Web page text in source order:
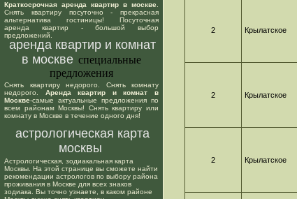
Краткосрочная аренда квартир в москве
Снять квартиру посуточно - прекрасная
альтернатива гостиницы! Посуточная
аренда квартир - большой выбор
предложений.
аренда квартир и комнат
в москве специальные
предложения
Снять квартиру недорого. Снять комнату
недорого. Аренда квартир и комнат в
Москве-самые актуальные предложения по
всем районам Москвы! Снять квартиру или
комнату в Москве в течение одного дня!
астрологическая карта
москвы
Астрологическая, зодиакальная карта
Москвы. На этой странице вы сможете найти
рекомендации астрологов по выбору района
проживания в Москве для всех знаков
зодиака. Вы точно узнаете, в каком районе
2 Крылатское
2 Крылатское
2 Крылатское